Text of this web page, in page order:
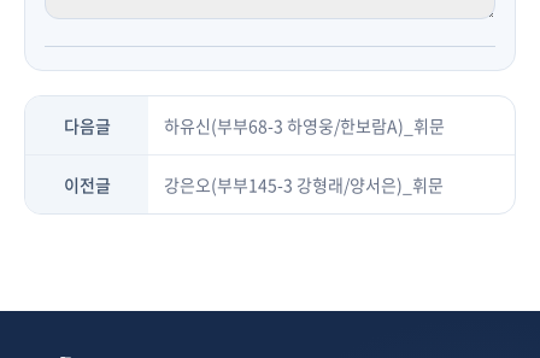
다음글 하유신(부부68-3 하영웅/한보람A)_휘문
이전글 강은오(부부145-3 강형래/양서은)_휘문